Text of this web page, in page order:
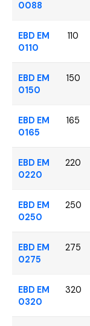
0088
EBD EM
0110
110
EBD EM
0150
150
EBD EM
0165
165
EBD EM
0220
220
EBD EM
0250
250
EBD EM
0275
275
EBD EM
0320
320